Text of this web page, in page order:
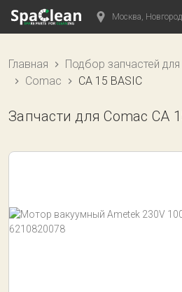
Москва,
Главная
Подбор запчастей
Comac
CA 15 BASIC
Запчасти для Comac CA